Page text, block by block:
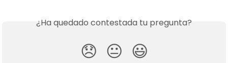
¿Ha quedado contestada tu pregunta?
😞 😐 😃